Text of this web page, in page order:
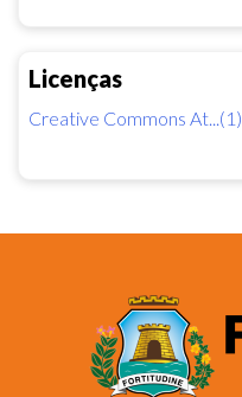
Licenças
Creative Commons At...(1)